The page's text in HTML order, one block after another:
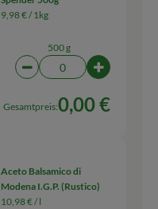
9,98 € /1kg
500 g
Artikelanzahl
Gesamtpreis:0,00 €
Aceto Balsamico di
Modena I.G.P. (Rustico)
10,98 € /l